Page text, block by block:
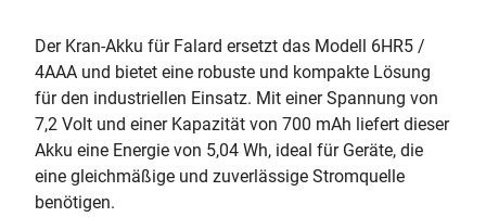
Der Kran-Akku für Falard ersetzt das Modell 6HR5 /
4AAA und bietet eine robuste und kompakte Lösung
für den industriellen Einsatz. Mit einer Spannung von
7,2 Volt und einer Kapazität von 700 mAh liefert dieser
Akku eine Energie von 5,04 Wh, ideal für Geräte, die
eine gleichmäßige und zuverlässige Stromquelle
benötigen.